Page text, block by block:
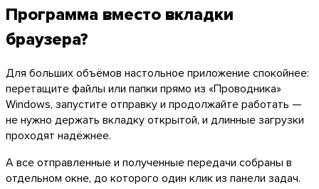
Программа вместо вкладки
браузера?
Для больших объёмов настольное приложение спокойнее:
перетащите файлы или папки прямо из «Проводника»
Windows, запустите отправку и продолжайте работать —
не нужно держать вкладку открытой, и длинные загрузки
проходят надёжнее.
А все отправленные и полученные передачи собраны в
отдельном окне, до которого один клик из панели задач.